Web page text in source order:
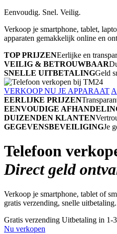
Eenvoudig. Snel. Veilig.
Verkoop je smartphone, tablet,
apparaten gemakkelijk online en
TOP PRIJZENEerlijke en
VEILIG & BETROUWBAAR
SNELLE UITBETALINGGeld
VERKOOP NU JE APPARAAT
EERLIJKE PRIJZEN
EENVOUDIGE
DUIZENDEN KLANTEN
GEGEVENSBEVEILIGINGJe
Telefoon
Direct geld
Verkoop je smartphone, tablet of
gratis verzending, snelle uitbetaling.
Gratis verzending Uitbetaling in 1-
Nu verkopen